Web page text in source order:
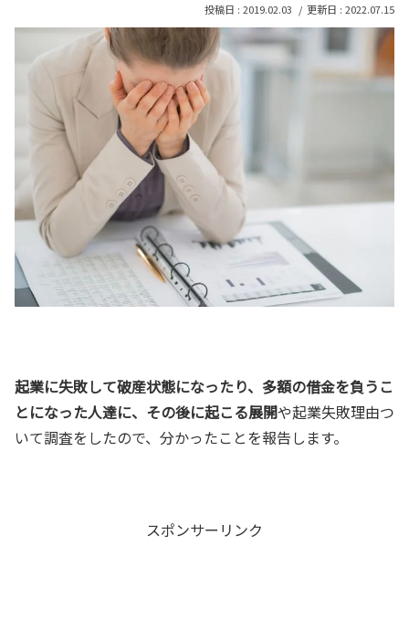
2019.02.03 2022.07.15
起業に失敗して破産状態になったり、多額の借金を負うこ
とになった人達に、その後に起こる展開や起業失敗理由つ
いて調査をしたので、分かったことを報告します。
スポンサーリンク